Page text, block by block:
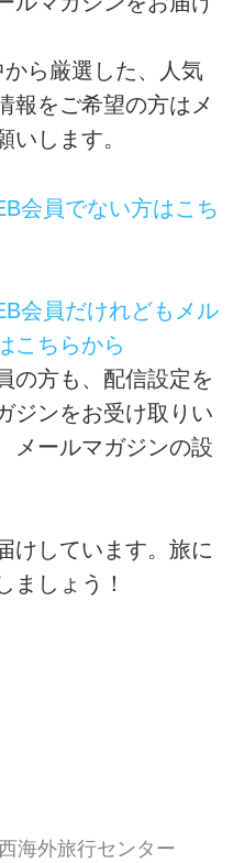
ら厳選した、人気
報をご希望の方はメ
いします。
会員でない方はこち
会員だけれどもメル
こちらから
の方も、配信設定を
ジンをお受け取りい
メールマガジンの設
けしています。旅に
ましょう！
海外旅行センター